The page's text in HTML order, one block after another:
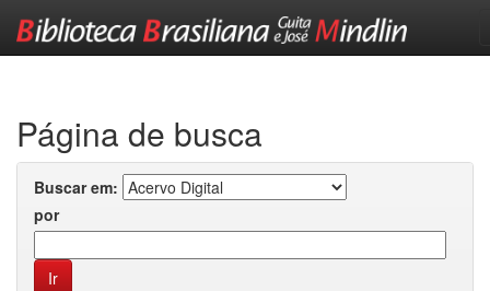
Página de busca
Buscar em:
por